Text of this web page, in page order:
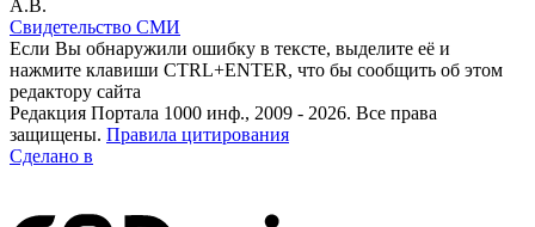
А.В.
Свидетельство СМИ
Если Вы обнаружили ошибку в тексте, выделите её и
нажмите клавиши CTRL+ENTER, что бы сообщить об этом
редактору сайта
Редакция Портала 1000 инф., 2009 - 2026. Все права
защищены. Правила цитирования
Сделано в